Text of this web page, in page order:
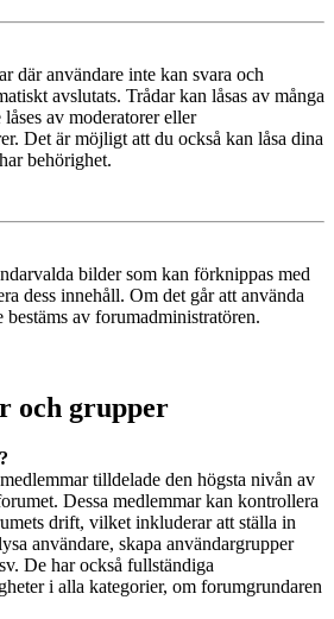
där användare inte kan svara och
avslutats. Trådar kan låsas av många
av moderatorer eller
Det är möjligt att du också kan låsa dina
behörighet.
bilder som kan förknippas med
dess innehåll. Om det går att använda
av forumadministratören.
och grupper
tilldelade den högsta nivån av
Dessa medlemmar kan kontrollera
drift, vilket inkluderar att ställa in
användare, skapa användargrupper
De har också fullständiga
i alla kategorier, om forumgrundaren